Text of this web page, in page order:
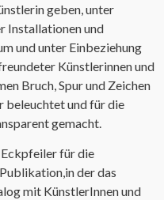
geben, unter
Installationen und
und unter Einbeziehung
Künstlerinnen und
Bruch, Spur und Zeichen
beleuchtet und für die
gemacht.
Eckpfeiler für die
der das
mit KünstlerInnen und